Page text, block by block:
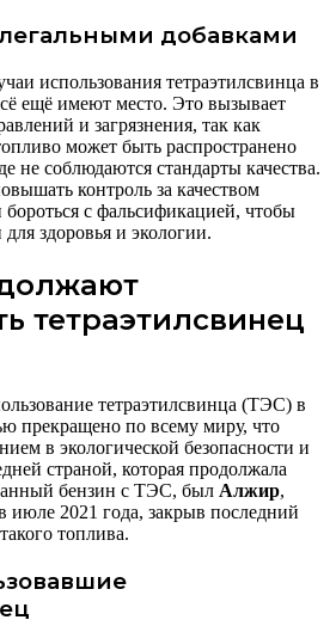
добавками
использования тетраэтилсвинца в
ещё имеют место. Это вызывает
и загрязнения, так как
может быть распространено
не соблюдаются стандарты качества.
контроль за качеством
бороться с фальсификацией, чтобы
здоровья и экологии.
тетраэтилсвинец
тетраэтилсвинца (ТЭС) в
прекращено по всему миру, что
в экологической безопасности и
страной, которая продолжала
бензин с ТЭС, был Алжир,
июле 2021 года, закрыв последний
топлива.